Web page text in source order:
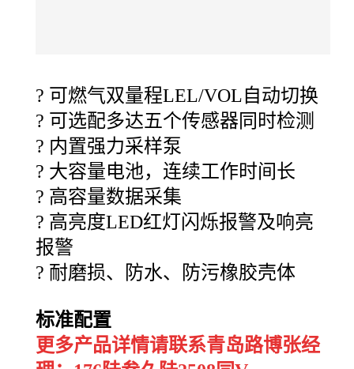
? 可燃气双量程LEL/VOL自动切换
? 可选配多达五个传感器同时检测
? 内置强力采样泵
? 大容量电池，连续工作时间长
? 高容量数据采集
? 高亮度LED红灯闪烁报警及响亮
报警
? 耐磨损、防水、防污橡胶壳体
标准配置
更多产品详情请联系青岛路博张经